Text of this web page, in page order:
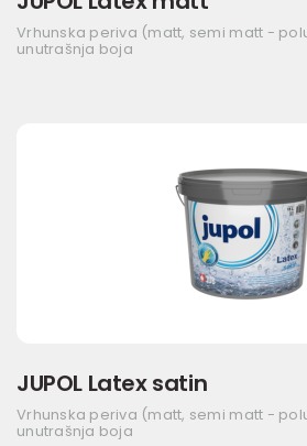
Vrhunska periva (matt, semi matt -
unutrašnja boja
JUPOL Latex satin
Vrhunska periva (matt, semi matt -
unutrašnja boja